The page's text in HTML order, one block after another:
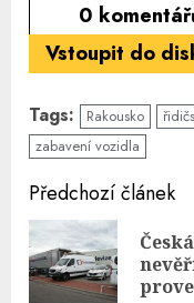
0
Vstoupit do
Tags: Rakousko
zabavení vozidla
Continue
Reading
Předchozí článek